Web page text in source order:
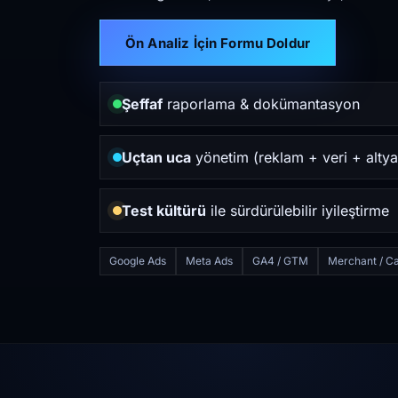
Ön Analiz İçin Formu Doldur
Şeffafraporlama & dokümantasyon
Uçtan uca yönetim (reklam + veri +
Test kültürü ile sürdürülebilir iyileştirme
Google Ads Meta Ads GA4 / GTM Merchant /